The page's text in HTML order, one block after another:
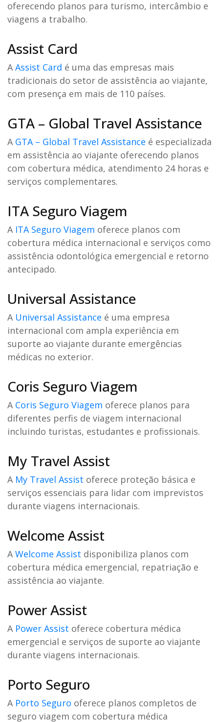
oferecendo planos para turismo, intercâmbio e
viagens a trabalho.
Assist Card
A Assist Card é uma das empresas mais
tradicionais do setor de assistência ao viajante,
com presença em mais de 110 países.
GTA – Global Travel Assistance
A GTA – Global Travel Assistance é especializada
em assistência ao viajante oferecendo planos
com cobertura médica, atendimento 24 horas e
serviços complementares.
ITA Seguro Viagem
A ITA Seguro Viagem oferece planos com
cobertura médica internacional e serviços como
assistência odontológica emergencial e retorno
antecipado.
Universal Assistance
A Universal Assistance é uma empresa
internacional com ampla experiência em
suporte ao viajante durante emergências
médicas no exterior.
Coris Seguro Viagem
A Coris Seguro Viagem oferece planos para
diferentes perfis de viagem internacional
incluindo turistas, estudantes e profissionais.
My Travel Assist
A My Travel Assist oferece proteção básica e
serviços essenciais para lidar com imprevistos
durante viagens internacionais.
Welcome Assist
A Welcome Assist disponibiliza planos com
cobertura médica emergencial, repatriação e
assistência ao viajante.
Power Assist
A Power Assist oferece cobertura médica
emergencial e serviços de suporte ao viajante
durante viagens internacionais.
Porto Seguro
A Porto Seguro oferece planos completos de
seguro viagem com cobertura médica